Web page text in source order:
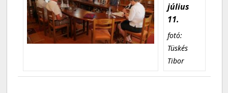
július
11.
fotó:
Tüskés
Tibor